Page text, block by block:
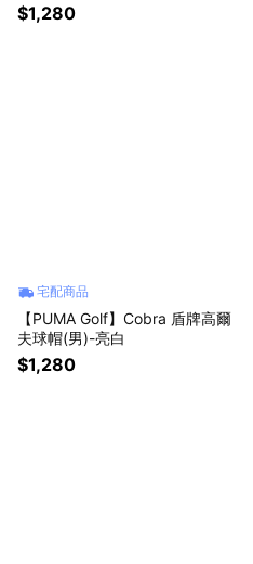
$1,280
宅配商品
【PUMA Golf】Cobra 盾牌高爾
夫球帽(男)-亮白
$1,280